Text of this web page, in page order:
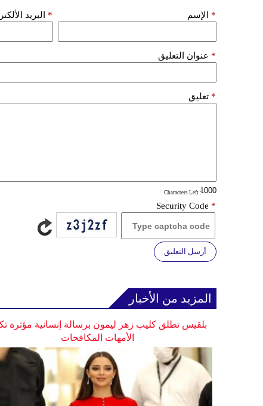
الإسم * البريد *
عنوان التعليق *
تعليق *
: Characters Left
Security Code *
أرسل التعليق
المزيد من الأخبار
بلقيس تطلق كليب زهر ليمون برسالة إنسانية مؤثرة
الأمهات المكافحات